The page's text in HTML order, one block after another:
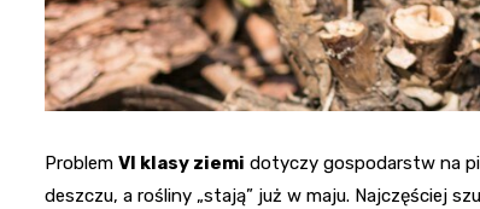
Problem VI klasy ziemi dotyczy gospodarstw na
deszczu, a rośliny „stają” już w maju. Najczęściej